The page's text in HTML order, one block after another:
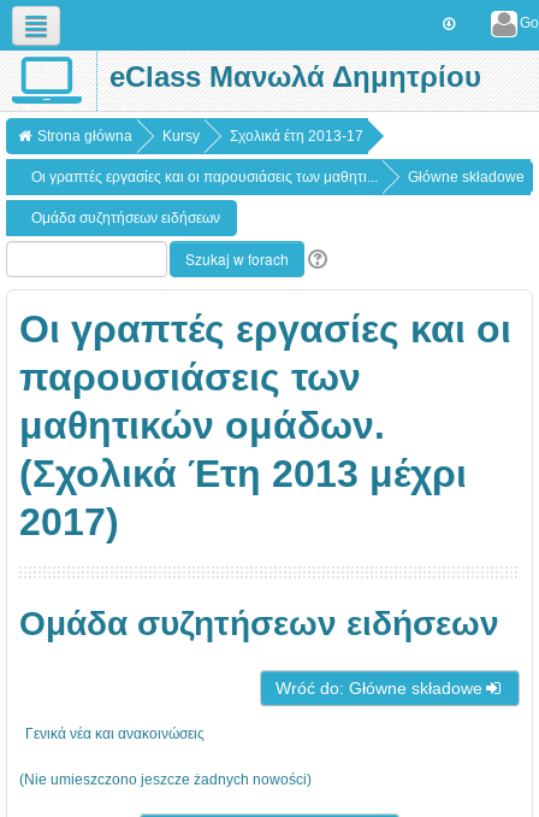
eClass Μανωλά Δημητρίου
Strona główna Kursy Σχολικά έτη 2013-17
Οι γραπτές εργασίες και οι παρουσιάσεις των μαθητι... Główne składowe
Ομάδα συζητήσεων ειδήσεων
Οι γραπτές εργασίες και οι
παρουσιάσεις των
μαθητικών ομάδων.
(Σχολικά Έτη 2013 μέχρι
2017)
Ομάδα συζητήσεων ειδήσεων
Wróć do: Główne składowe
Γενικά νέα και ανακοινώσεις
(Nie umieszczono jeszcze żadnych nowości)